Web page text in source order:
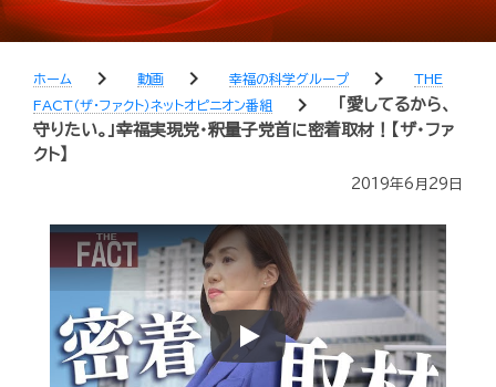
ホーム chevron_right 動画 chevron_right 幸福の科学グループ chevron_right
THE
FACT（ザ・ファクト）ネットオピニオン番組
chevron_right
「愛してるから、
守りたい。」幸福実現党・釈量子党首に密着取材！【ザ・ファ
クト】
2019年6月29日
Play